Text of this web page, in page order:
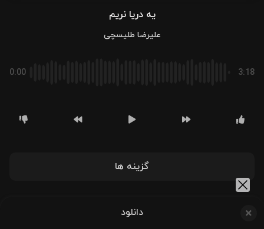
یه دریا نریم
علیرضا طلیسچی
0:00 3:18
گزینه ها
دانلود